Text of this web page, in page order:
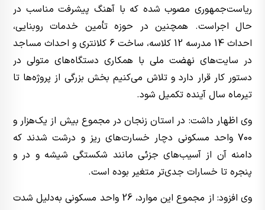
ریاست‌جمهوری مصوب شده که با آهنگ پیشرفت مناسب در
حال اجراست. همچنین در حوزه تأمین خدمات روبنایی،
احداث 14 مدرسه 12 کلاسه، ساخت 6 کلانتری و احداث مساجد
در سایت‌های نهضت ملی با همکاری دستگاه‌های متولی در
دستور کار قرار دارد و تلاش می‌کنیم بخش بزرگی از پروژه‌ها تا
تیرماه سال آینده تکمیل شود.
وی اظهار داشت: در استان زنجان در مجموع بیش از یک‌هزار و
700 واحد مسکونی دچار خسارت‌های ریز و درشت شدند که
دامنه آن از آسیب‌های جزئی مانند شکستگی شیشه و در و
پنجره تا خسارات جدی‌تر متغیر بوده است.
وی افزود: از مجموع این موارد، 26 واحد مسکونی به‌دلیل شدت